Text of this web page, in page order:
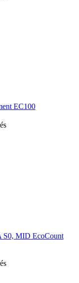
EC100
S0, MID EcoCount